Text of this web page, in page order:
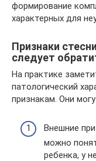
формирование
характерных для
Признаки
следует
На практике
патологический
признакам. Они
Внешние
можно
ребенка, у